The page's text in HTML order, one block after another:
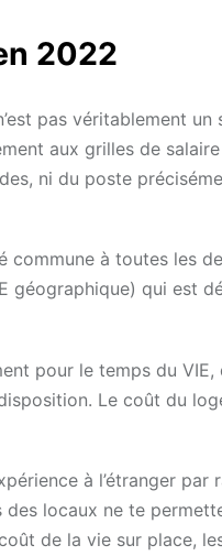
2022
pas véritablement
aux grilles de
ni du poste
commune à toutes les
géographique) qui est
pour le temps du VIE,
Le coût du
à l’étranger
locaux ne te
de la vie sur place,